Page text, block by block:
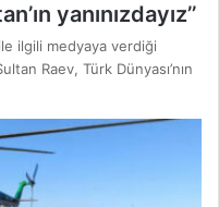
yanınızdayız’’
ilgili medyaya verdiği
Raev, Türk Dünyası’nın